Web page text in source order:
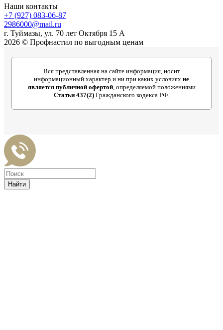
Наши контакты
+7 (927) 083-06-87
2986000@mail.ru
г. Туймазы, ул. 70 лет Октября 15 А
2026 © Профнастил по выгодным ценам
Вся представленная на сайте информация, носит
информационный характер и ни при каких условиях не
является публичной офертой, определяемой положениями
Статьи 437(2) Гражданского кодекса РФ.
Найти